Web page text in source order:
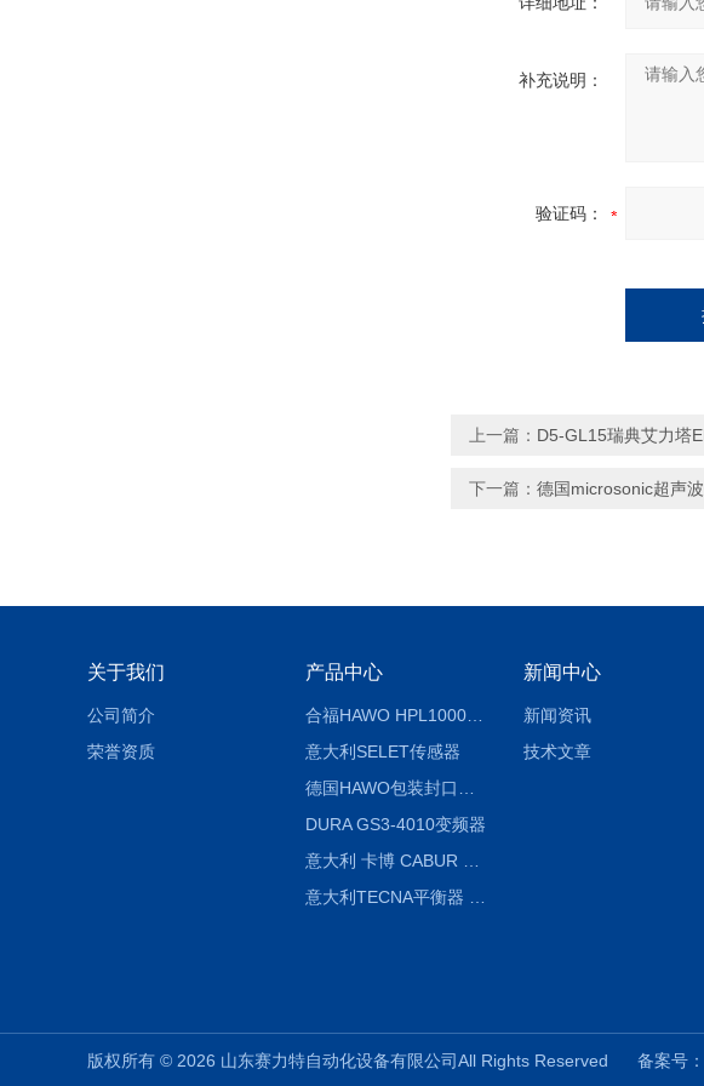
补充说明：
验证码：
上一篇： D5-GL15瑞典艾力塔
下一篇： 德国microsonic超声
关于我们
公司简介
荣誉资质
产品中心
合福HAWO HPL1000AS封口机
意大利SELET传感器
DURA GS3-4010变频器
新闻中心
新闻资讯
技术文章
版权所有 © 2026 山东赛力特自动化设备有限公司All Rights Reserved 备案号